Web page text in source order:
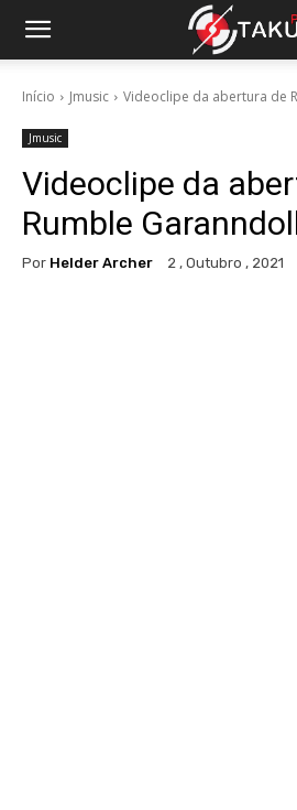
Início Jmusic Videoclipe da abertura de
Jmusic
Videoclipe da
Rumble
Por Helder Archer 2 , Outubro , 2021